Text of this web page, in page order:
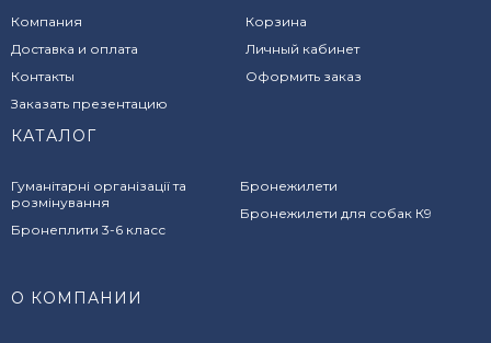
Компания
Доставка и оплата
Контакты
Заказать презентацию
Корзина
Личный кабинет
Оформить заказ
КАТАЛОГ
Гуманітарні організації та
розмінування
Бронеплити 3-6 класс
Бронежилети
Бронежилети для собак К9
О КОМПАНИИ